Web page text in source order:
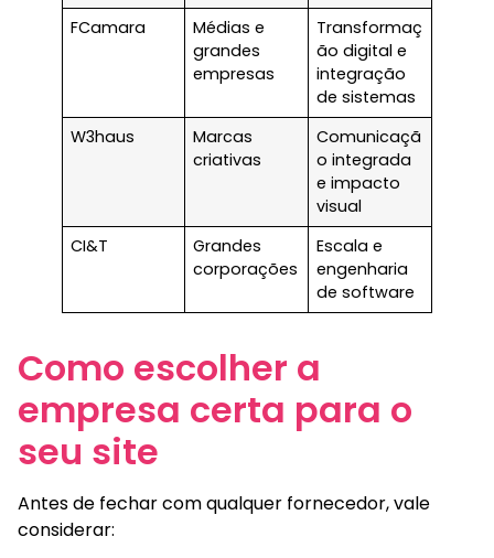
FCamara
Médias e
grandes
empresas
Transformaç
ão digital e
integração
de sistemas
W3haus
Marcas
criativas
Comunicaçã
o integrada
e impacto
visual
CI&T
Grandes
corporações
Escala e
engenharia
de software
Como escolher a
empresa certa para o
seu site
Antes de fechar com qualquer fornecedor, vale
considerar: